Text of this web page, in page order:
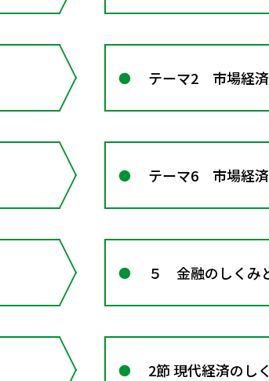
テーマ2 市場経
テーマ6 市場経
５ 金融のしくみ
2節 現代経済のし